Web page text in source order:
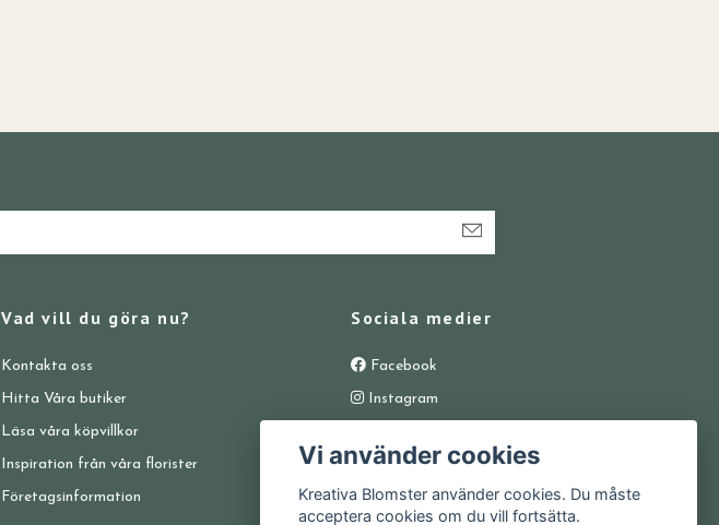
Vad vill du göra nu?
Kontakta oss
Hitta Våra butiker
Läsa våra köpvillkor
Inspiration från våra florister
Företagsinformation
Sociala medier
Facebook
Instagram
Vi använder cookies
Kreativa Blomster använder cookies. Du måste
acceptera cookies om du vill fortsätta.